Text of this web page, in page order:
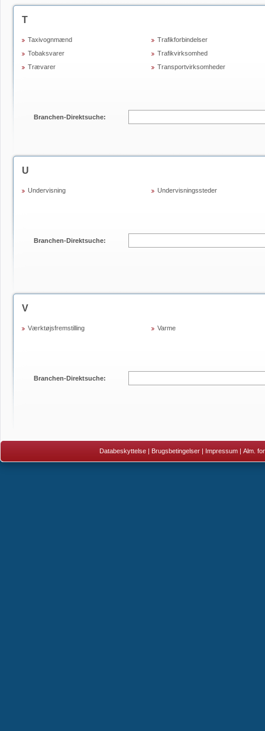
T
Taxivognmænd
Tobaksvarer
Trævarer
Trafikforbindelser
Trafikvirksomhed
Transportvirksomheder
Branchen-Direktsuche:
U
Undervisning Undervisningssteder
Branchen-Direktsuche:
V
Værktøjsfremstilling Varme
Branchen-Direktsuche:
Databeskyttelse | Brugsbetingelser | Impressum | Alm.